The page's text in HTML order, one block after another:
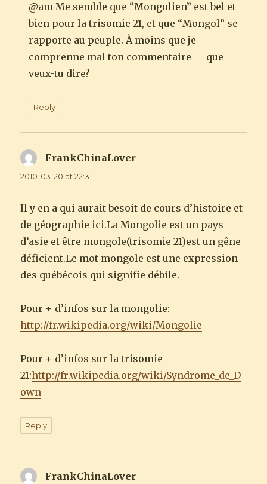
@am Me semble que “Mongolien” est bel et
bien pour la trisomie 21, et que “Mongol” se
rapporte au peuple. À moins que je
comprenne mal ton commentaire — que
veux-tu dire?
Reply
FrankChinaLover
2010-03-20 at 22:31
Il y en a qui aurait besoit de cours d’histoire et
de géographie ici.La Mongolie est un pays
d’asie et être mongole(trisomie 21)est un gêne
déficient.Le mot mongole est une expression
des québécois qui signifie débile.
Pour + d’infos sur la mongolie:
http://fr.wikipedia.org/wiki/Mongolie
Pour + d’infos sur la trisomie
21:http://fr.wikipedia.org/wiki/Syndrome_de_D
own
Reply
FrankChinaLover